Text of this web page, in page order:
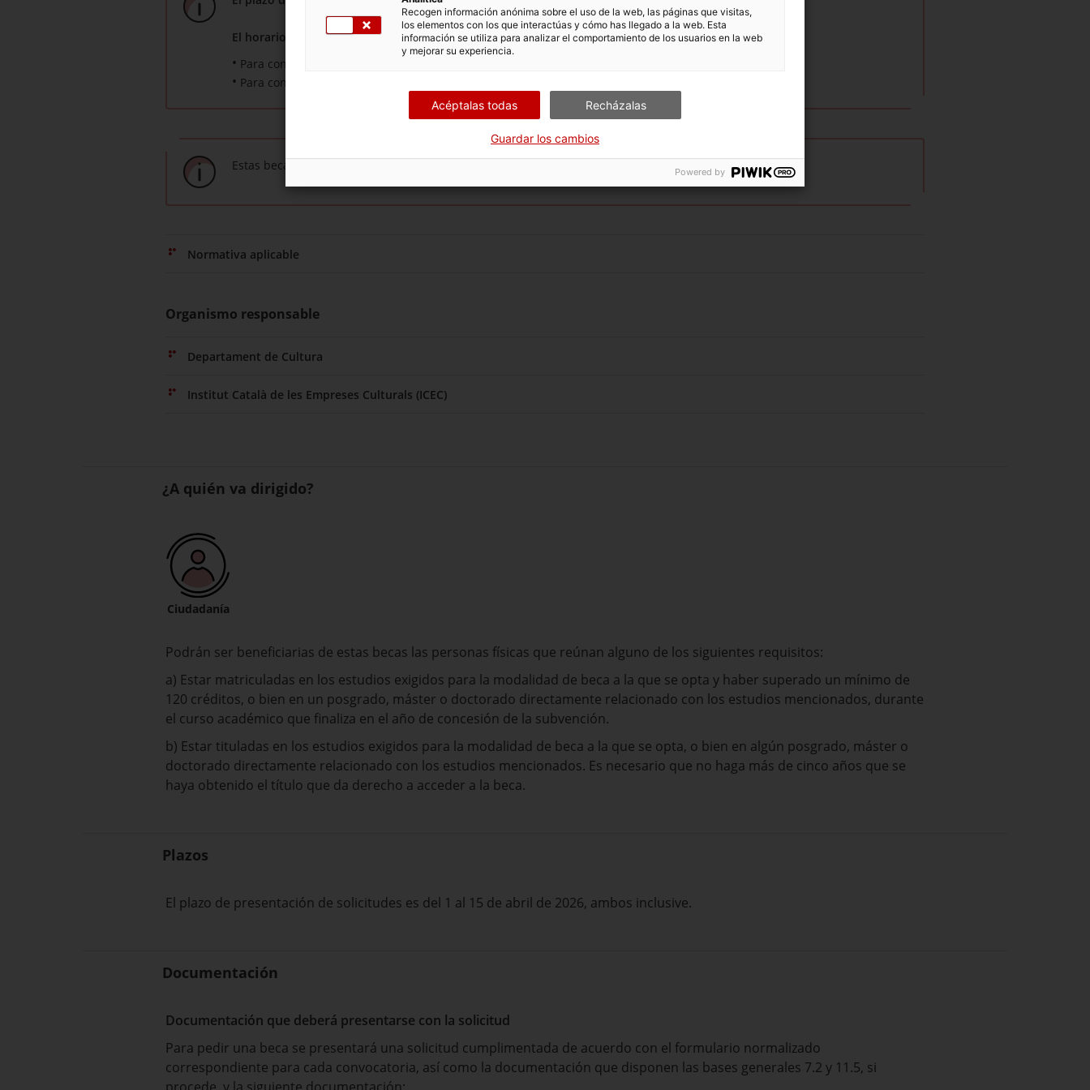
El horario de atención telefónica es de 9 a 14 h. de lunes a viernes:
Para consultas sobre los contenidos de las becas:
Para consultas sobre la tramitación telemática:
Estas becas son de tramitación telemática obligatoria.
Normativa aplicable
Organismo responsable
Departament de Cultura
Institut Català de les Empreses Culturals (ICEC)
¿A quién va dirigido?
Ciudadanía
Podrán ser beneficiarias de estas becas las personas físicas que reúnan alguno de los siguientes requisitos:
a) Estar matriculadas en los estudios exigidos para la modalidad de beca a la que se opta y haber superado un mínimo de
120 créditos, o bien en un posgrado, máster o doctorado directamente relacionado con los estudios mencionados, durante
el curso académico que finaliza en el año de concesión de la subvención.
b) Estar tituladas en los estudios exigidos para la modalidad de beca a la que se opta, o bien en algún posgrado, máster o
doctorado directamente relacionado con los estudios mencionados. Es necesario que no haga más de cinco años que se
haya obtenido el título que da derecho a acceder a la beca.
Plazos
El plazo de presentación de solicitudes es del 1 al 15 de abril de 2026, ambos inclusive.
Documentación
Documentación que deberá presentarse con la solicitud
Para pedir una beca se presentará una solicitud cumplimentada de acuerdo con el formulario normalizado
correspondiente para cada convocatoria, así como la documentación que disponen las bases generales 7.2 y 11.5, si
Recogen información anónima sobre el uso de la web, las páginas que visitas,
los elementos con los que interactúas y cómo has llegado a la web. Esta
información se utiliza para analizar el comportamiento de los usuarios en la web
y mejorar su experiencia.
Acéptalas todas Recházalas
Guardar los cambios
Powered by